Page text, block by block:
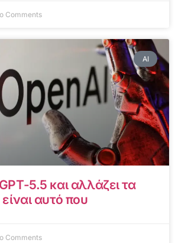
Comments
AI
5.5 και αλλάζει τα
αυτό που
Comments